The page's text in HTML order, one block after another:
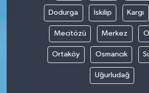
Dodurga İskilip Kargı
Mecitözü Merkez
Ortaköy Osmancık
Uğurludağ